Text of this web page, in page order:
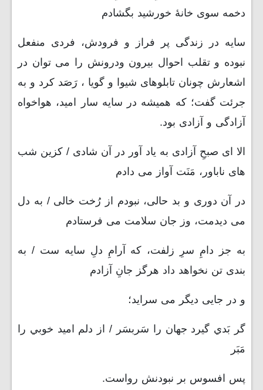
دخمه سوی خانۀ خورشید بگشادم
سایه در زندگی پر فراز و فرودش، فردی منفعل
نبوده و تقلب احوال بیرون ودرونش را می توان در
اشعارش چونان تابلوهای شیوا و گویا ، رَصَد کرد و به
جرئت گفت؛ که همیشه در سایه سار امید، هواخواه
آزادگی و آزادی بود.
الا ای صبحِ آزادی به یاد آور در آن شادی / کزین شب
های ناباور، مَنَت آواز می دادم
در آن دوری و بد حالی، نبودم از رُخت خالی / به دل
می دیدمت، وز جان سلامت می فرستادم
به جز دامِ سرِ زلفت، که آرامِ دلِ سایه ست / به
بندی تن نخواهد داد هرگز جانِ آزادم
و در جایی دیگر می سراید؛
گر بَدي گيرد جهان را سَربسَر / از دلم اميد خوبي را
مَبَر
پس افسوس بر نبودنش رواست.